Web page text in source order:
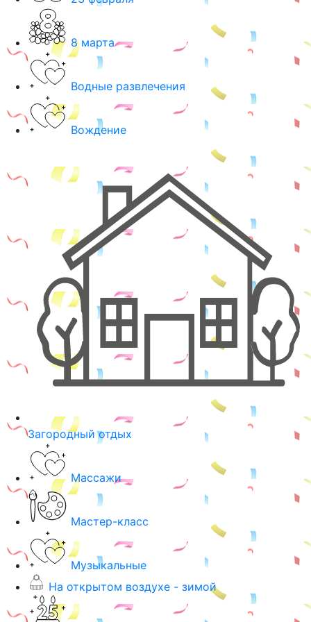
8 марта
Водные развлечения
Вождение
Загородный отдых
Массажи
Мастер-класс
Музыкальные
На открытом воздухе - зимой